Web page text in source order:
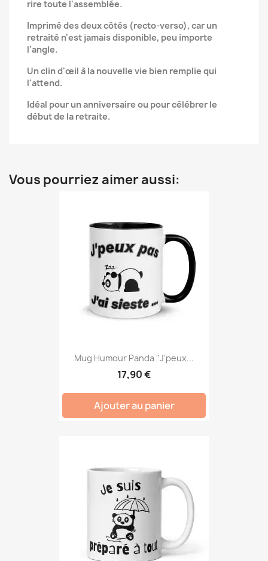
rire toute l'assemblée.
Imprimé des deux côtés (recto-verso), car un
retraité n'est jamais disponible, peu importe
l'angle.
Un clin d'œil à la nouvelle vie bien remplie qui
l'attend.
Idéal pour un anniversaire ou pour célébrer le
début de la retraite.
Vous pourriez aimer aussi:
Mug Humour Panda "J'peux...
17,90 €
Ajouter au panier